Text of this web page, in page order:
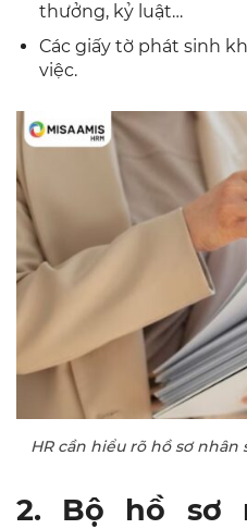
thưởng, kỷ luật…
Các giấy tờ phát sinh
việc.
HR cần hiểu rõ hồ sơ
2. Bộ hồ sơ